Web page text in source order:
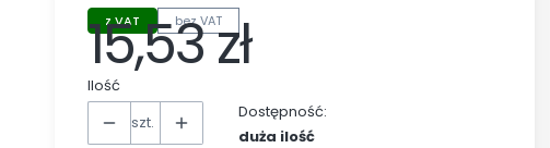
z VAT bez VAT
Cena
15,53 zł
Ilość
szt.
Dostępność:
duża ilość